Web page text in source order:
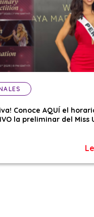
Conoce AQUÍ el
la preliminar del Miss